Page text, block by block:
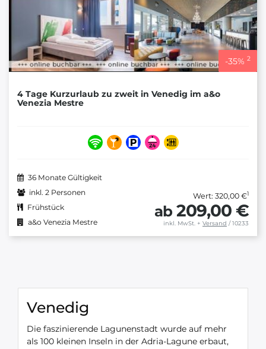
-35% 2
4 Tage Kurzurlaub zu zweit in Venedig im a&o
Venezia Mestre
36 Monate Gültigkeit
inkl. 2 Personen
Frühstück
a&o Venezia Mestre
Wert: 320,00 €1
ab 209,00 €
inkl. MwSt. + Versand / 10233
Venedig
Die faszinierende Lagunenstadt wurde auf mehr
als 100 kleinen Inseln in der Adria-Lagune erbaut,